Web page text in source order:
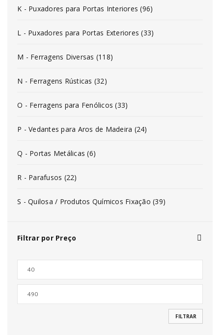
K - Puxadores para Portas Interiores (96)
L - Puxadores para Portas Exteriores (33)
M - Ferragens Diversas (118)
N - Ferragens Rústicas (32)
O - Ferragens para Fenólicos (33)
P - Vedantes para Aros de Madeira (24)
Q - Portas Metálicas (6)
R - Parafusos (22)
S - Quilosa / Produtos Químicos Fixação (39)
Filtrar por Preço
FILTRAR